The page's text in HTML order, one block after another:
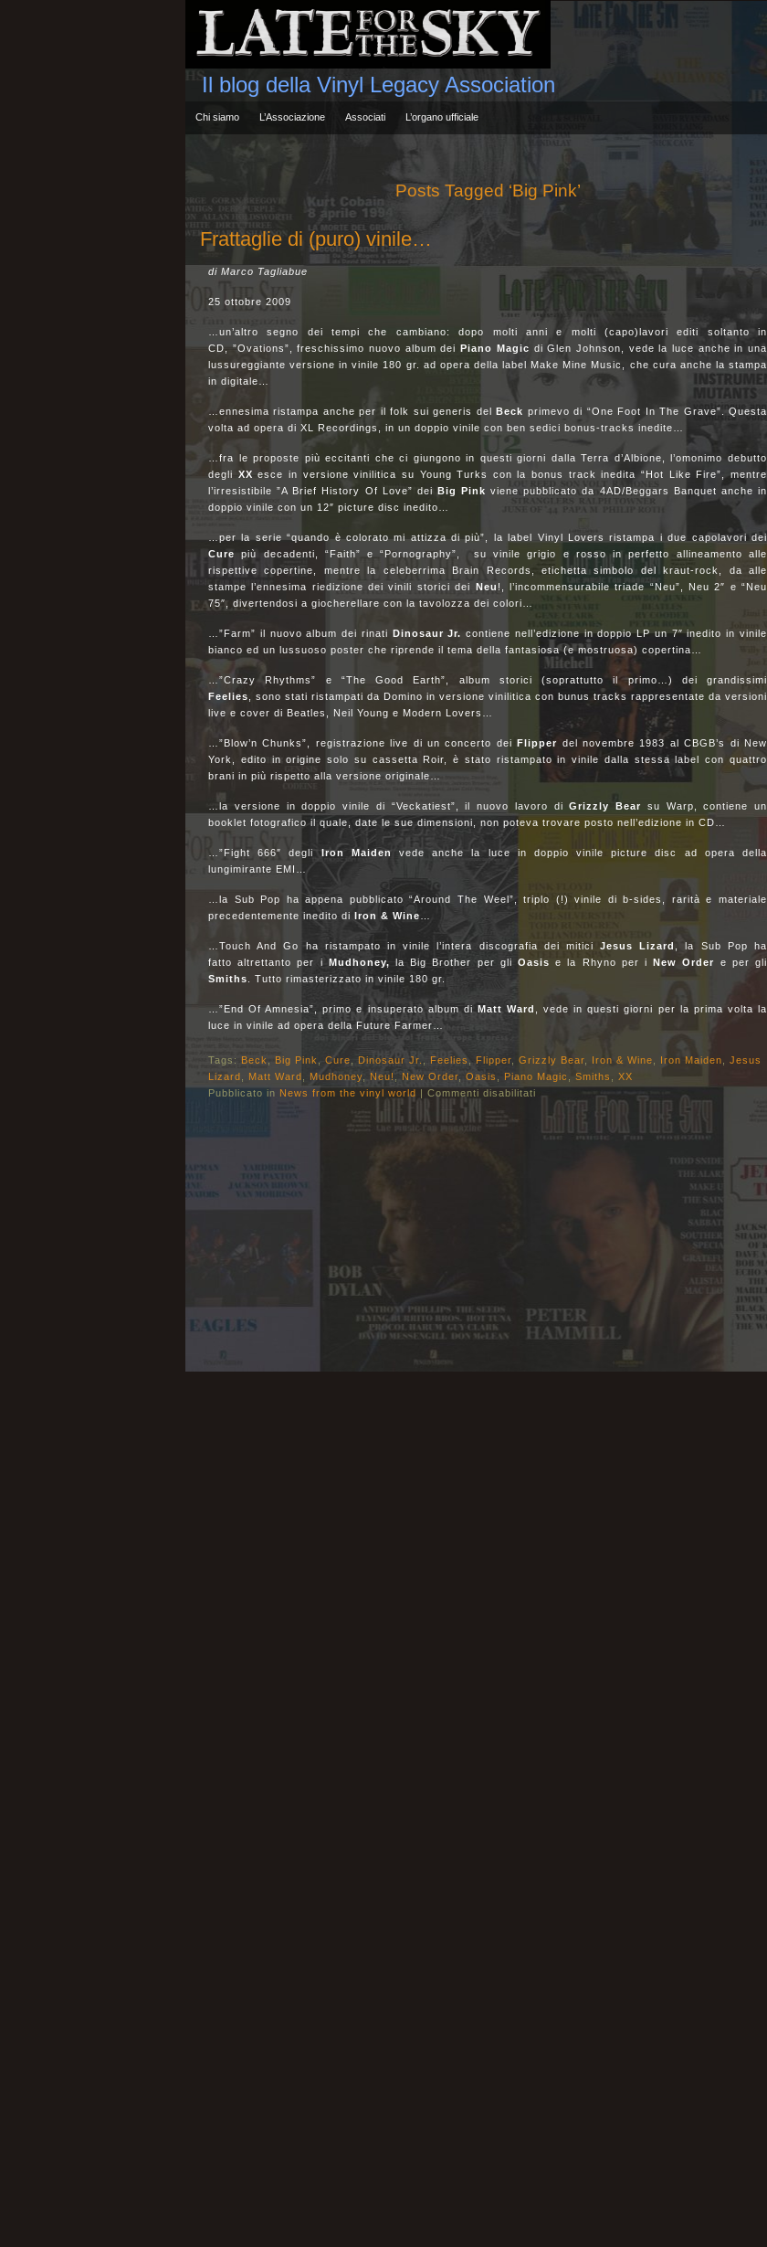
Il blog della Vinyl Legacy Association
Chi siamo L’Associazione Associati L’organo ufficiale
Posts Tagged ‘Big Pink’
Frattaglie di (puro) vinile…
di Marco Tagliabue
25 ottobre 2009
…un’altro segno dei tempi che cambiano: dopo molti anni e molti (capo)lavori editi soltanto in
CD, ”Ovations”, freschissimo nuovo album dei Piano Magic di Glen Johnson, vede la luce anche in una
lussureggiante versione in vinile 180 gr. ad opera della label Make Mine Music, che cura anche la stampa
in digitale…
…ennesima ristampa anche per il folk sui generis delBeck primevo di “One Foot In The Grave”. Questa
volta ad opera di XL Recordings, in un doppio vinile con ben sedici bonus-tracks inedite…
…fra le proposte più eccitanti che ci giungono in questi giorni dalla Terra d’Albione, l’omonimo debutto
degli XXesce in versione vinilitica su Young Turks con la bonus track inedita “Hot Like Fire”, mentre
l’irresistibile ”A Brief History Of Love” dei Big Pink viene pubblicato da 4AD/Beggars Banquet anche in
doppio vinile con un 12″ picture disc inedito…
…per la serie “quando è colorato mi attizza di più”, la label Vinyl Lovers ristampa i due capolavori dei
Cure più decadenti, “Faith” e “Pornography”, su vinile grigio e rosso in perfetto allineamento alle
rispettive copertine, mentre la celeberrima Brain Records, etichetta simbolo del kraut-rock, da alle
stampe l’ennesima riedizione dei vinili storici dei Neu !, l’incommensurabile triade “Neu”, Neu 2″ e “Neu
75″, divertendosi a giocherellare con la tavolozza dei colori…
…”Farm” il nuovo album dei rinati Dinosaur Jr. contiene nell’edizione in doppio LP un 7″ inedito in vinile
bianco ed un lussuoso poster che riprende il tema della fantasiosa (e mostruosa) copertina…
…”Crazy Rhythms” e “The Good Earth”, album storici (soprattutto il primo…) dei grandissimi
Feelies , sono stati ristampati da Domino in versione vinilitica con bunus tracks rappresentate da versioni
live e cover di Beatles, Neil Young e Modern Lovers…
…”Blow’n Chunks”, registrazione live di un concerto deiFlipper del novembre 1983 al CBGB’s di New
York, edito in origine solo su cassetta Roir, è stato ristampato in vinile dalla stessa label con quattro
brani in più rispetto alla versione originale…
…la versione in doppio vinile di “Veckatiest”, il nuovo lavoro diGrizzly Bear su Warp, contiene un
booklet fotografico il quale, date le sue dimensioni, non poteva trovare posto nell’edizione in CD…
…”Fight 666″ degliIron Maidenvede anche la luce in doppio vinile picture disc ad opera della
lungimirante EMI…
…la Sub Pop ha appena pubblicato “Around The Weel”, triplo (!) vinile di b-sides, rarità e materiale
precedentemente inedito di Iron & Wine
…Touch And Go ha ristampato in vinile l’intera discografia dei mitici Jesus Lizard
, la Sub Pop ha
fatto altrettanto per i Mudhoney,la Big Brother per gliOasis e la Rhyno per iNew Order e per gli
Smiths . Tutto rimasterizzato in vinile 180 gr.
…”End Of Amnesia”, primo e insuperato album di Matt Ward
, vede in questi giorni per la prima volta la
luce in vinile ad opera della Future Farmer…
Tags: Beck Big Pink Cure Dinosaur Jr. Feelies Flipper Grizzly Bear Iron & Wine Iron Maiden
Jesus
Lizard
Matt Ward Mudhoney Neu! New Order Oasis Piano Magic Smiths
XX
Pubblicato in News from the vinyl world | Commenti disabilitati